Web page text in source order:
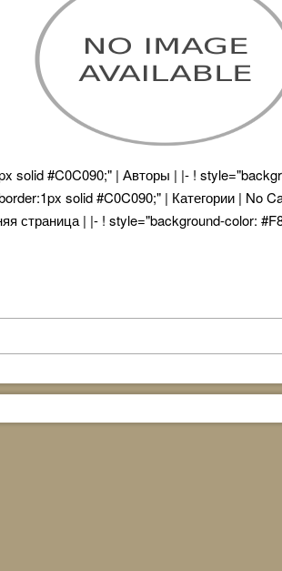
solid #C0C090;" | Авторы | |- !
solid #C0C090;" | Категории | No
страница | |- ! style="background-color: